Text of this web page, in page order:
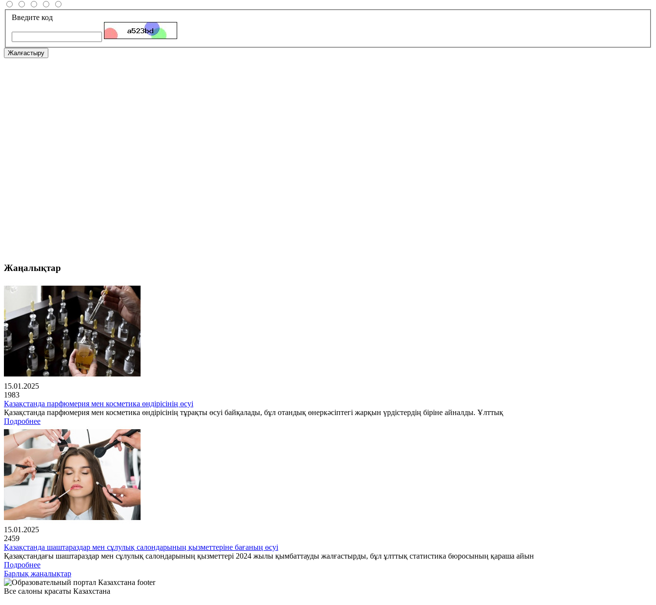
Введите код
Жалғастыру
Жаңалықтар
15.01.2025
1983
Қазақстанда парфюмерия мен косметика өндірісінің өсуі
Қазақстанда парфюмерия мен косметика өндірісінің тұрақты өсуі байқалады, бұл отандық өнеркәсіптегі жарқын үрдістердің біріне айналды. Ұлттық
Подробнее
15.01.2025
2459
Қазақстанда шаштараздар мен сұлулық салондарының қызметтеріне бағаның өсуі
Қазақстандағы шаштараздар мен сұлулық салондарының қызметтері 2024 жылы қымбаттауды жалғастырды, бұл ұлттық статистика бюросының қараша айын
Подробнее
Барлық жаңалықтар
Все салоны красаты Казахстана